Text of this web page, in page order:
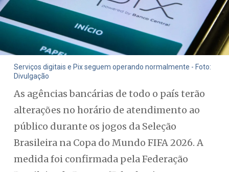
Serviços digitais e Pix seguem operando normalmente - Foto:
Divulgação
As agências bancárias de todo o país terão
alterações no horário de atendimento ao
público durante os jogos da Seleção
Brasileira na Copa do Mundo FIFA 2026. A
medida foi confirmada pela Federação